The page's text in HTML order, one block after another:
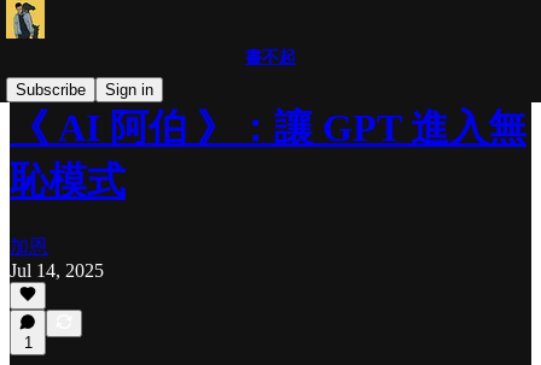
書不起
Subscribe
Sign in
《 AI 阿伯 》：讓 GPT 進入無
恥模式
加恩
Jul 14, 2025
1